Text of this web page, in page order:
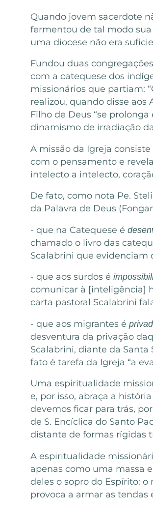
Quando jovem sacerdote
fermentou de tal modo sua
uma diocese não era
Fundou duas
com a catequese dos
missionários que partiam:
realizou, quando disse aos
Filho de Deus “se
dinamismo de irradiação
A missão da Igreja
com o pensamento e
intelecto a intelecto,
De fato, como nota Pe.
da Palavra de Deus
- que na Catequese é
chamado o livro das
Scalabrini que evidenciam
- que aos surdos é
comunicar à [inteligência]
carta pastoral Scalabrini
- que aos migrantes é
desventura da privação
Scalabrini, diante da Santa
fato é tarefa da Igreja “a
Uma espiritualidade
e, por isso, abraça a
devemos ficar para trás,
de S. Encíclica do Santo
distante de formas rígidas
A espiritualidade
apenas como uma massa
deles o sopro do Espírito:
provoca a armar as tendas